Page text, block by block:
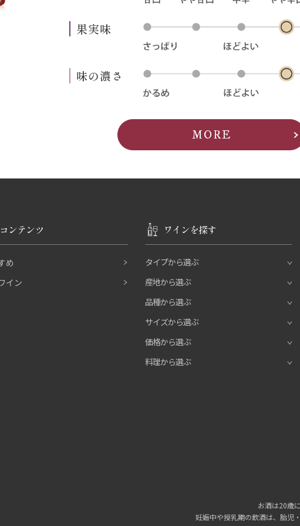
果実味
味の濃さ
MORE
コンテンツ
め
イン
ワインを探す
タイプから選ぶ
産地から選ぶ
品種から選ぶ
サイズから選ぶ
価格から選ぶ
料理から選ぶ
お酒は20歳
妊娠中や授乳期の飲酒は、胎児